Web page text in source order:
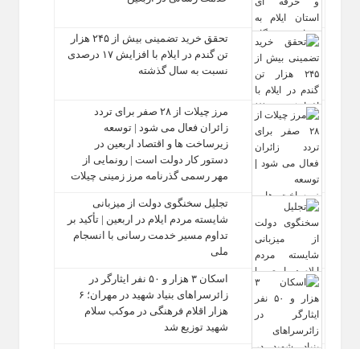
تحقق خرید تضمینی بیش از ۲۴۵ هزار
تن گندم در ایلام با افزایش ۱۷ درصدی
نسبت به سال گذشته
مرز چیلات از ۲۸ صفر برای تردد
زائران فعال می‌ شود | توسعه
زیرساخت‌ ها و اقتصاد اربعین در
دستور کار دولت است | رونمایی از
مهر رسمی گذرنامه مرز زمینی چیلات
تجلیل سخنگوی دولت از میزبانی
شایسته مردم ایلام در اربعین | تأکید بر
تداوم مسیر خدمت‌ رسانی با انسجام
ملی
اسکان ۳ هزار و ۵۰ نفر ایثارگر در
زائرسراهای بنیاد شهید در مهران؛ ۶
هزار اقلام فرهنگی در موکب سلام
شهید توزیع شد